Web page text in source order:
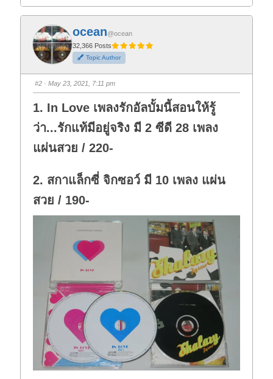
i
k
f
o
r
t
h
u
m
d
o
n
i
k
o
r
t
h
u
m
u
p
ocean@ocean
32,366 Posts
Topic Author
#2 · May 23, 2021, 7:11 pm
1. In Love เพลงรักอัลบั้มนี้สอนให้รู้
ว่า...รักแท้มีอยู่จริง มี 2 ซีดี 28 เพลง
แผ่นสวย / 220-
2. สกาแล็กซี่ จิกซอว์ มี 10 เพลง แผ่น
สวย / 190-